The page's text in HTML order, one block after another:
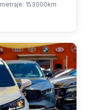
153000km